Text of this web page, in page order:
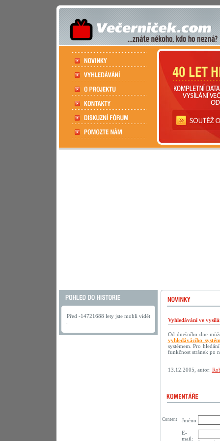
Před -14721688 lety jste mohli vidět
Vyhledávání ve
Od dnešního dne
vyhledávácího
systémem. Pro
funkčnost stránek po
13.12.2005, autor:
Jméno:
E-
mail:
Content